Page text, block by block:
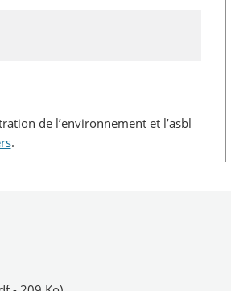
de l’environnement et l’asbl
.